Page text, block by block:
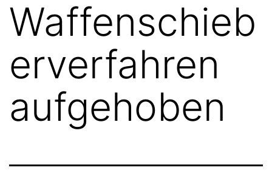
Waffenschieb
erverfahren
aufgehoben